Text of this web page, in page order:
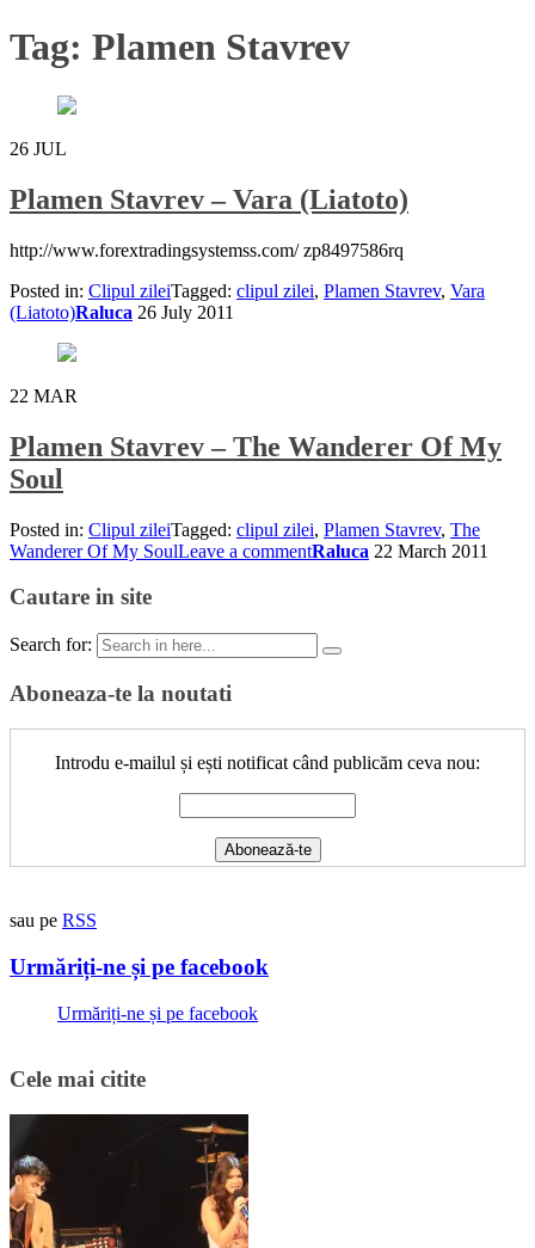
Tag: Plamen Stavrev
26 JUL
Plamen Stavrev – Vara (Liatoto)
http://www.forextradingsystemss.com/ zp8497586rq
Posted in: Clipul zileiTagged: clipul zilei, Plamen Stavrev, Vara
(Liatoto)Raluca 26 July 2011
22 MAR
Plamen Stavrev – The Wanderer Of My
Soul
Posted in: Clipul zileiTagged: clipul zilei, Plamen Stavrev, The
Wanderer Of My SoulLeave a commentRaluca 22 March 2011
Cautare in site
Search for:
Aboneaza-te la noutati
Introdu e-mailul și ești notificat când publicăm ceva nou:
sau pe RSS
Urmăriți-ne și pe facebook
Urmăriți-ne și pe facebook
Cele mai citite